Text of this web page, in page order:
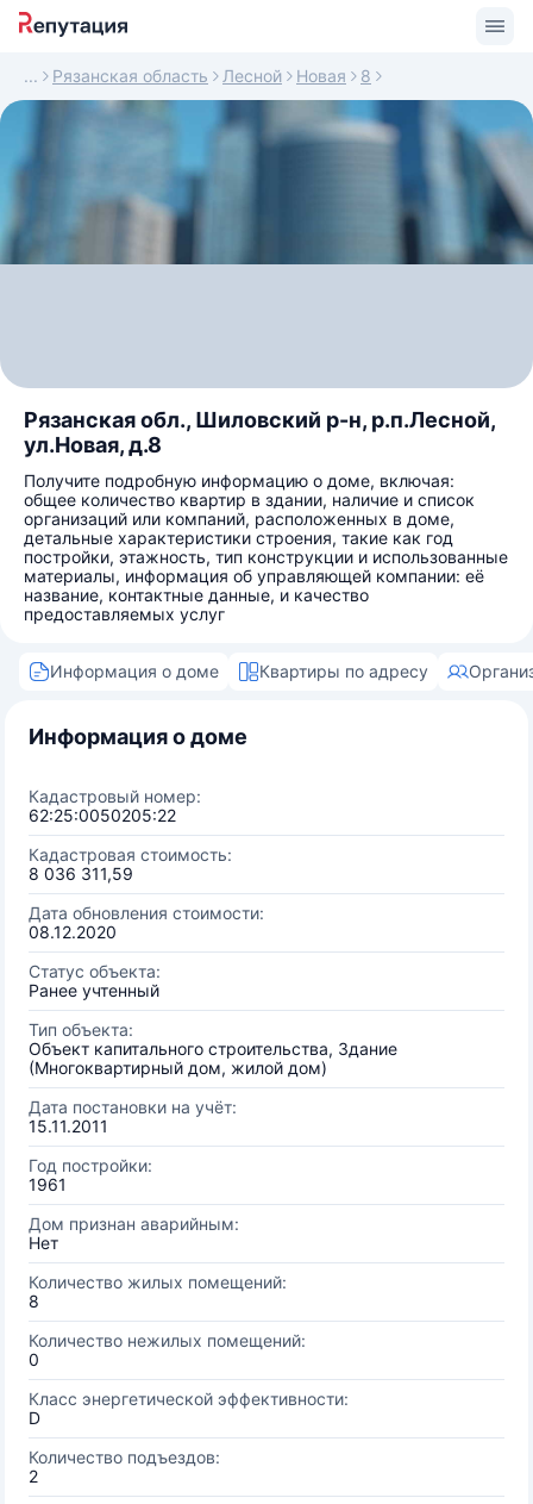
Рязанская область Лесной Новая 8
Рязанская обл., Шиловский р-н, р.п.Лесной,
ул.Новая, д.8
Получите подробную информацию о доме, включая:
общее количество квартир в здании, наличие и список
организаций или компаний, расположенных в доме,
детальные характеристики строения, такие как год
постройки, этажность, тип конструкции и использованные
материалы, информация об управляющей компании: её
название, контактные данные, и качество
предоставляемых услуг
Информация о доме Квартиры по адресу
Информация о доме
Кадастровый номер:
62:25:0050205:22
Кадастровая стоимость:
8 036 311,59
Дата обновления стоимости:
08.12.2020
Статус объекта:
Ранее учтенный
Тип объекта:
Объект капитального строительства, Здание
(Многоквартирный дом, жилой дом)
Дата постановки на учёт:
15.11.2011
Год постройки:
1961
Дом признан аварийным:
Нет
Количество жилых помещений:
8
Количество нежилых помещений:
0
Класс энергетической эффективности:
D
Количество подъездов:
2